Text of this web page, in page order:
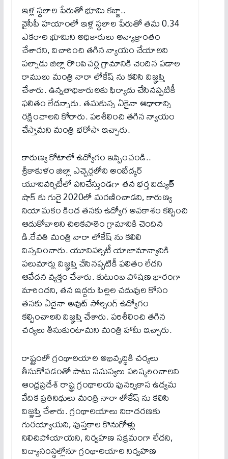
ఇళ్ల స్థలాల పేరుతో భూమి క‌బ్జా..
వైసీపీ హయాంలో ఇళ్ల స్థలాల పేరుతో తమ 0.34
ఎకరాల భూమిని అధికారులు అన్యాక్రాంతం
చేశారని, విచారించి తగిన న్యాయం చేయాలని
పల్నాడు జిల్లా రొంపిచర్ల గ్రామానికి చెందిన పడాల
రాములు మంత్రి నారా లోకేష్ ను కలిసి విజ్ఞప్తి
చేశారు. ఉన్నతాధికారులకు ఫిర్యాదు చేసినప్పటికీ
ఫలితం లేదన్నారు. తమకున్న ఏకైనా ఆధారాన్ని
రక్షించాలని కోరారు. పరిశీలించి తగిన న్యాయం
చేస్తామని మంత్రి భరోసా ఇచ్చారు.
కారుణ్య కోటాలో ఉద్యోగం ఇప్పించండి..
శ్రీకాకుళం జిల్లా ఎచ్చెర్లలోని అంబేద్కర్
యూనివర్సిటీలో పనిచేస్తుండగా తన భర్త విద్యుత్
షాక్ కు గురై 2020లో మరణించాడని, కారుణ్య
నియామకం కింద తనకు ఉద్యోగ అవకాశం కల్పించి
ఆదుకోవాలని చిలకపాలెం గ్రామానికి చెందిన
డి.రేవతి మంత్రి నారా లోకేష్ ను కలిలి
విన్నవించారు. యూనివర్సిటీ యాజామాన్యానికి
పలుమార్లు విజ్ఞప్తి చేసినప్పటికీ ఫలితం లేదని
ఆవేదన వ్యక్తం చేశారు. కుటుంబ పోషణ భారంగా
మారిందని, తన ఇద్దరు పిల్లల చదువుల కోసం
తనకు ఏదైనా అవుట్ సోర్సింగ్ ఉద్యోగం
కల్పించాలని విజ్ఞప్తి చేశారు. పరిశీలించి తగిన
చర్యలు తీసుకుంటామని మంత్రి హామీ ఇచ్చారు.
రాష్ట్రంలో గ్రంథాలయాల అభివృద్ధికి చర్యలు
తీసుకోవడంతో పాటు సమస్యలు పరిష్కరించాలని
ఆంధ్రప్రదేశ్ రాష్ట్ర గ్రంథాలయ పునర్వికాస ఉద్యమ
వేదిక ప్రతినిధులు మంత్రి నారా లోకేష్ ను కలిసి
విజ్ఞప్తి చేశారు. గ్రంథాలయాలు నిరాదరణకు
గురయ్యాయని, పుస్తకాల కొనుగోళ్లు
నిలిచిపోయాయని, నిర్వహణ సక్రమంగా లేదని,
విద్యాసంస్థల్లోనూ గ్రంథాలయాల నిర్వహణ